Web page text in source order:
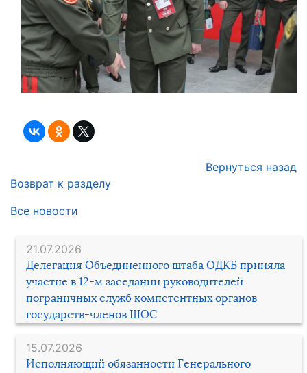
21.07.2026
Делегация Объединенного штаба ОДКБ приняла
участие в 12-м заседании руководителей
пограничных служб компетентных органов
государств-членов ШОС
15.07.2026
Исполняющий обязанности Генерального
Вернуться назад
Возврат к разделу
Все новости